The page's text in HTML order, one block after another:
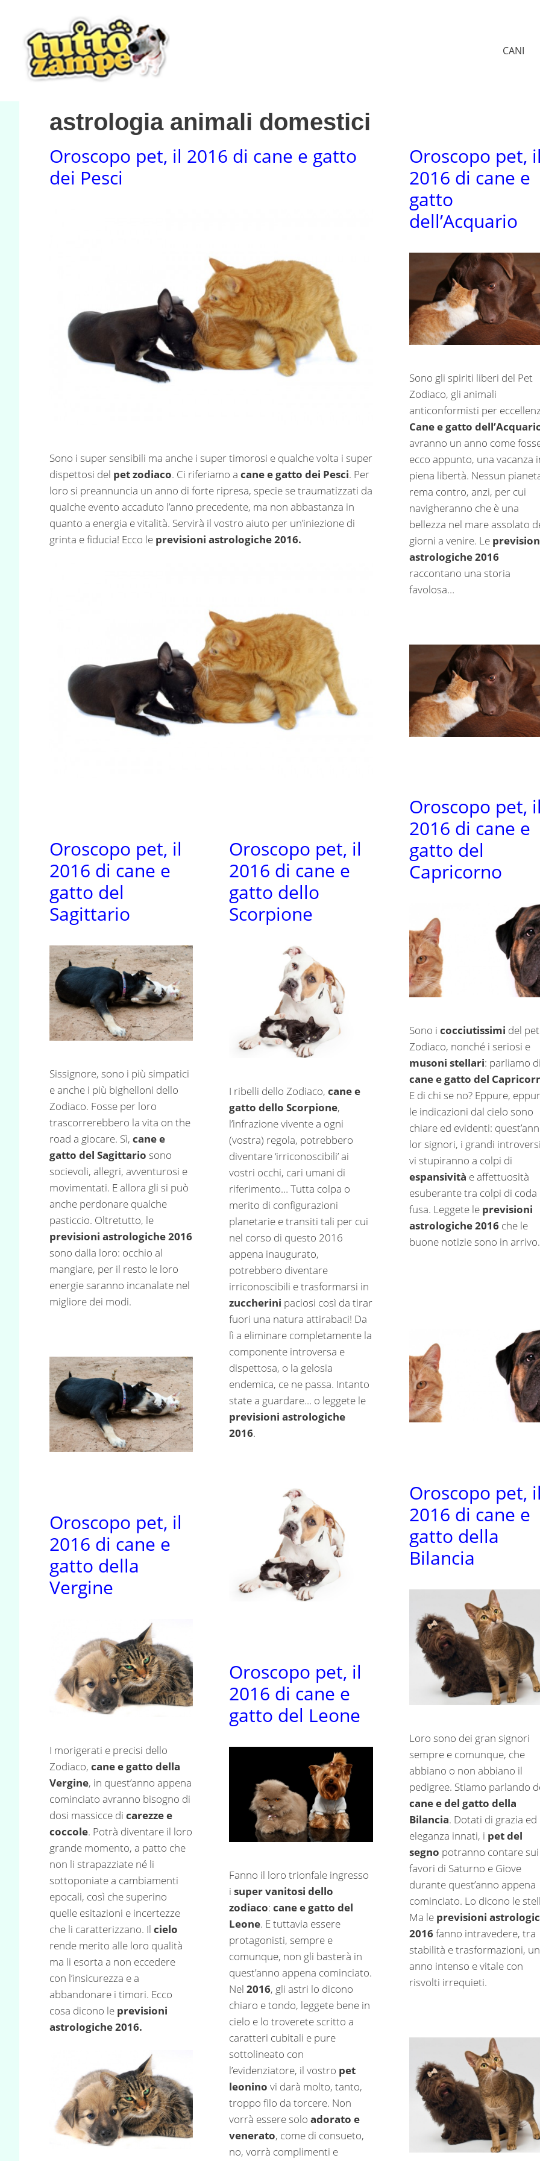
contenuto
CANI
astrologia animali domestici
Oroscopo pet, il 2016 di cane e gatto
dei Pesci
Sono i super sensibili ma anche i super timorosi e qualche volta i super
dispettosi del pet zodiaco. Ci riferiamo a cane e gatto dei Pesci. Per
loro si preannuncia un anno di forte ripresa, specie se traumatizzati da
qualche evento accaduto l’anno precedente, ma non abbastanza in
quanto a energia e vitalità. Servirà il vostro aiuto per un’iniezione di
grinta e fiducia! Ecco le previsioni astrologiche 2016.
Oroscopo pet,
2016 di cane e
gatto
dell’Acquario
Sono gli spiriti liberi del Pet
Zodiaco, gli animali
anticonformisti per
Cane e gatto
avranno un anno come
ecco appunto, una vacanza
piena libertà. Nessun
rema contro, anzi, per cui
navigheranno che è una
bellezza nel mare assolato
giorni a venire. Le
astrologiche 2016
raccontano una storia
favolosa…
Oroscopo pet,
2016 di cane e
gatto del
Capricorno
Sono i cocciutissimi del pet
Zodiaco, nonché i seriosi e
musoni stellari: parliamo
cane e gatto del
E di chi se no? Eppure,
le indicazioni dal cielo sono
chiare ed evidenti:
lor signori, i grandi
vi stupiranno a colpi di
espansività e affettuosità
esuberante tra colpi di coda
fusa. Leggete le previsioni
astrologiche 2016che le
buone notizie sono in arrivo.
Oroscopo pet, il
2016 di cane e
gatto del
Sagittario
Sissignore, sono i più simpatici
e anche i più bighelloni dello
Zodiaco. Fosse per loro
trascorrerebbero la vita on the
road a giocare. Sì, cane e
gatto del Sagittario sono
socievoli, allegri, avventurosi e
movimentati. E allora gli si può
anche perdonare qualche
pasticcio. Oltretutto, le
previsioni astrologiche 2016
sono dalla loro: occhio al
mangiare, per il resto le loro
energie saranno incanalate nel
migliore dei modi.
Oroscopo pet, il
2016 di cane e
gatto dello
Scorpione
I ribelli dello Zodiaco,cane e
gatto dello Scorpione,
l’infrazione vivente a ogni
(vostra) regola, potrebbero
diventare ‘irriconoscibili’ ai
vostri occhi, cari umani di
riferimento… Tutta colpa o
merito di configurazioni
planetarie e transiti tali per cui
nel corso di questo 2016
appena inaugurato,
potrebbero diventare
irriconoscibili e trasformarsi in
zuccherini paciosi così da tirar
fuori una natura attirabaci! Da
lì a eliminare completamente la
componente introversa e
dispettosa, o la gelosia
endemica, ce ne passa. Intanto
state a guardare… o leggete le
previsioni astrologiche
2016.
Oroscopo pet,
2016 di cane e
gatto della
Bilancia
Loro sono dei gran signori
sempre e comunque, che
abbiano o non abbiano il
pedigree. Stiamo parlando
cane e del gatto della
Bilancia. Dotati di grazia ed
eleganza innati, i pet del
segno potranno contare sui
favori di Saturno e Giove
durante quest’anno appena
cominciato. Lo dicono le
Ma le previsioni
2016fanno intravedere, tra
stabilità e trasformazioni, un
anno intenso e vitale con
risvolti irrequieti.
Oroscopo pet, il
2016 di cane e
gatto della
Vergine
I morigerati e precisi dello
Zodiaco, cane e gatto della
Vergine, in quest’anno appena
cominciato avranno bisogno di
dosi massicce di carezze e
coccole. Potrà diventare il loro
grande momento, a patto che
non li strapazziate né li
sottoponiate a cambiamenti
epocali, così che superino
quelle esitazioni e incertezze
che li caratterizzano. Il cielo
rende merito alle loro qualità
ma li esorta a non eccedere
con l’insicurezza e a
abbandonare i timori. Ecco
cosa dicono le previsioni
astrologiche 2016.
Oroscopo pet, il
2016 di cane e
gatto del Leone
Fanno il loro trionfale ingresso
isuper vanitosi dello
zodiaco:cane e gatto del
Leone. E tuttavia essere
protagonisti, sempre e
comunque, non gli basterà in
quest’anno appena cominciato.
Nel2016, gli astri lo dicono
chiaro e tondo, leggete bene in
cielo e lo troverete scritto a
caratteri cubitali e pure
sottolineato con
l’evidenziatore, il vostro pet
leonino vi darà molto, tanto,
troppo filo da torcere. Non
vorrà essere soloadorato e
venerato, come di consueto,
no, vorrà complimenti e